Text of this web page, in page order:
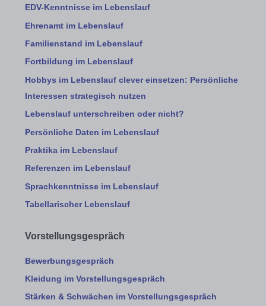
EDV-Kenntnisse im Lebenslauf
Ehrenamt im Lebenslauf
Familienstand im Lebenslauf
Fortbildung im Lebenslauf
Hobbys im Lebenslauf clever einsetzen: Persönliche
Interessen strategisch nutzen
Lebenslauf unterschreiben oder nicht?
Persönliche Daten im Lebenslauf
Praktika im Lebenslauf
Referenzen im Lebenslauf
Sprachkenntnisse im Lebenslauf
Tabellarischer Lebenslauf
Vorstellungsgespräch
Bewerbungsgespräch
Kleidung im Vorstellungsgespräch
Stärken & Schwächen im Vorstellungsgespräch